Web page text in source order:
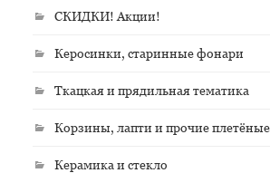
СКИДКИ! Акции!
Керосинки, старинные фонари
Ткацкая и прядильная тематика
Корзины, лапти и прочие
Керамика и стекло